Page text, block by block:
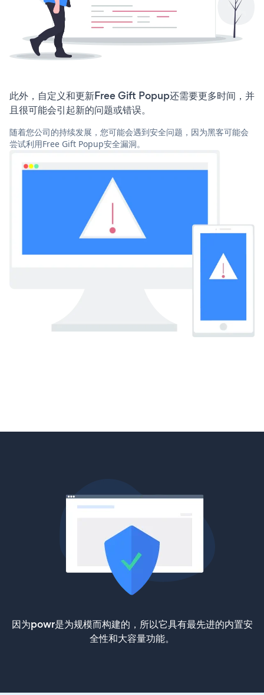
此外，自定义和更新Free Gift Popup还需要更多时间，并
且很可能会引起新的问题或错误。
随着您公司的持续发展，您可能会遇到安全问题，因为黑客可能会
尝试利用Free Gift Popup安全漏洞。
因为powr是为规模而构建的，所以它具有最先进的内置安
全性和大容量功能。